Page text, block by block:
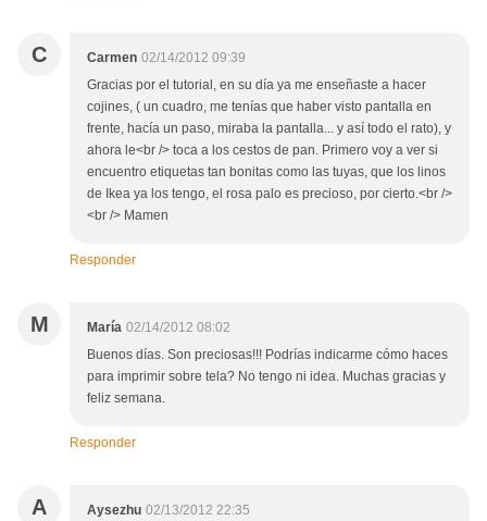
C Carmen 02/14/2012 09:39
Gracias por el tutorial, en su día ya me enseñaste a hacer
cojines, ( un cuadro, me tenías que haber visto pantalla en
frente, hacía un paso, miraba la pantalla... y así todo el rato), y
ahora le<br /> toca a los cestos de pan. Primero voy a ver si
encuentro etiquetas tan bonitas como las tuyas, que los linos
de Ikea ya los tengo, el rosa palo es precioso, por cierto.<br />
<br /> Mamen
Responder
M María 02/14/2012 08:02
Buenos días. Son preciosas!!! Podrías indicarme cómo haces
para imprimir sobre tela? No tengo ni idea. Muchas gracias y
feliz semana.
Responder
A Aysezhu 02/13/2012 22:35